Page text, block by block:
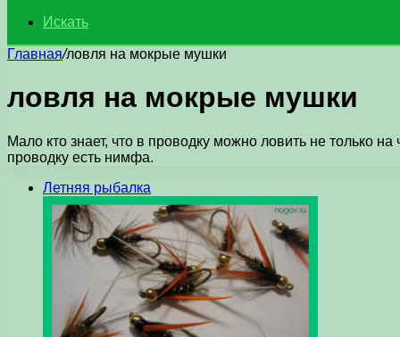
Искать
Главная/ловля на мокрые мушки
ловля на мокрые мушки
Мало кто знает, что в проводку можно ловить не только
проводку есть нимфа.
Летняя рыбалка